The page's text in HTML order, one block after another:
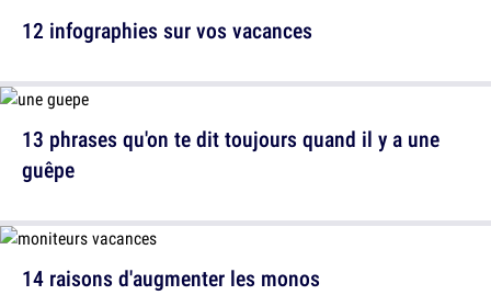
13 phrases qu'on te dit toujours quand il y a une
guêpe
12 infographies sur vos vacances
14 raisons d'augmenter les monos